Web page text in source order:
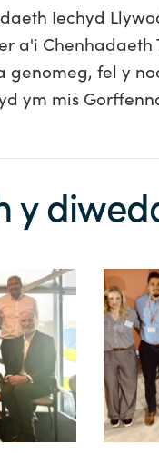
Iechyd
a'i
fel y
ym mis
y